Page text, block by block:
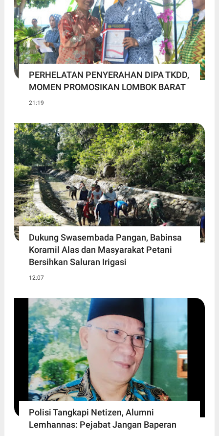
PERHELATAN PENYERAHAN DIPA TKDD,
MOMEN PROMOSIKAN LOMBOK BARAT
21:19
Dukung Swasembada Pangan, Babinsa
Koramil Alas dan Masyarakat Petani
Bersihkan Saluran Irigasi
12:07
Polisi Tangkapi Netizen, Alumni
Lemhannas: Pejabat Jangan Baperan